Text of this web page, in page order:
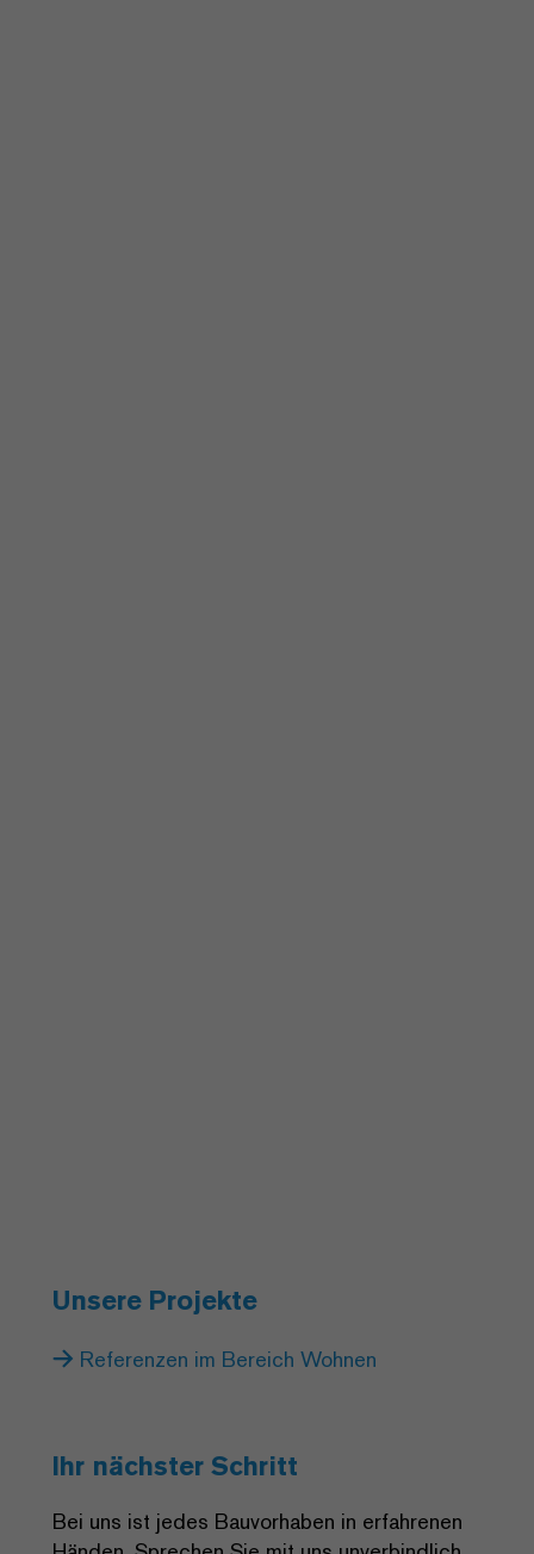
Unsere Projekte
Referenzen im Bereich Wohnen
Ihr nächster Schritt
Bei uns ist jedes Bauvorhaben in erfahrenen